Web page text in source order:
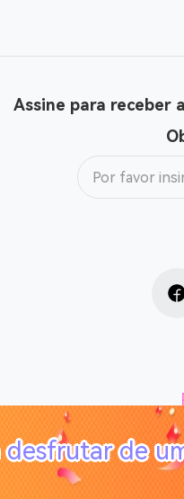
Assine para receber
Copyright ©
desfrutar de